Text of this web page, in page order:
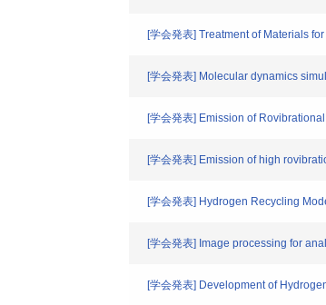
[学会発表] Treatment of Materials
[学会発表] Molecular dynamics
[学会発表] Emission of
[学会発表] Emission of high
[学会発表] Hydrogen Recycling
[学会発表] Image processing for
[学会発表] Development of